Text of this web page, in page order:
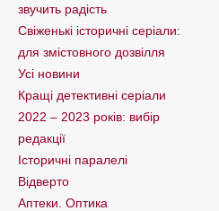
звучить радість
Свіженькі історичні серіали:
для змістовного дозвілля
Усі новини
Кращі детективні серіали
2022 – 2023 років: вибір
редакції
Історичні паралелі
Відверто
Аптеки. Оптика